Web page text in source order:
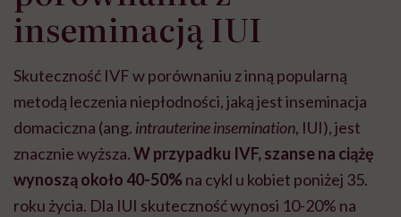
inseminacją IUI
Skuteczność IVF w porównaniu z inną popularną
metodą leczenia niepłodności, jaką jest inseminacja
domaciczna (ang. intrauterine insemination, IUI), jest
znacznie wyższa.W przypadku IVF, szanse na ciążę
wynoszą około 40-50% na cykl u kobiet poniżej 35.
roku życia. Dla IUI skuteczność wynosi 10-20% na